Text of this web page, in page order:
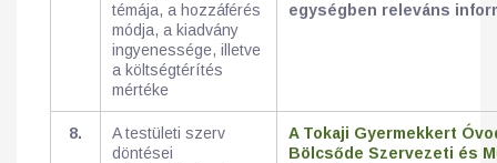
témája, a hozzáférés
módja, a kiadvány
ingyenessége, illetve
a költségtérítés
mértéke
egységben releváns
8.
A testületi szerv
döntései
A Tokaji Gyermekkert
Bölcsőde Szervezeti és